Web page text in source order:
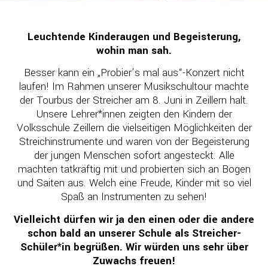
Leuchtende Kinderaugen und Begeisterung,
wohin man sah.
Besser kann ein „Probier’s mal aus“-Konzert nicht
laufen! Im Rahmen unserer Musikschultour machte
der Tourbus der Streicher am 8. Juni in Zeillern halt.
Unsere Lehrer*innen zeigten den Kindern der
Volksschule Zeillern die vielseitigen Möglichkeiten der
Streichinstrumente und waren von der Begeisterung
der jungen Menschen sofort angesteckt. Alle
machten tatkräftig mit und probierten sich an Bogen
und Saiten aus. Welch eine Freude, Kinder mit so viel
Spaß an Instrumenten zu sehen!
Vielleicht dürfen wir ja den einen oder die andere
schon bald an unserer Schule als Streicher-
Schüler*in begrüßen. Wir würden uns sehr über
Zuwachs freuen!